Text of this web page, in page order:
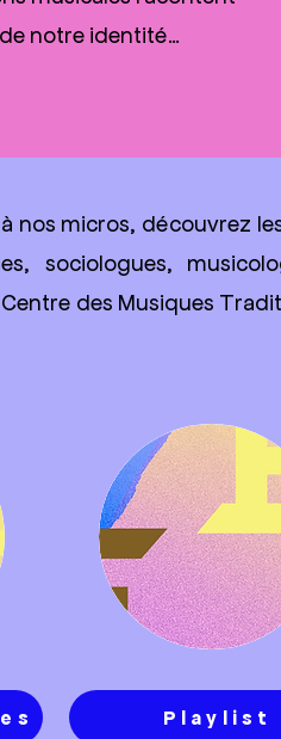
notre identité…
nos micros, découvrez
sociologues,
des Musiques
Playlist